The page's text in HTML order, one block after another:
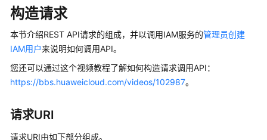
动
态
服
公
告
产
构造请求
本节介绍REST API请求的组成，并以调用IAM服务的管理员创建
IAM用户来说明如何调用API。
您还可以通过这个视频教程了解如何构造请求调用API：
https://bbs.huaweicloud.com/videos/102987。
请求URI
请求URI由如下部分组成。